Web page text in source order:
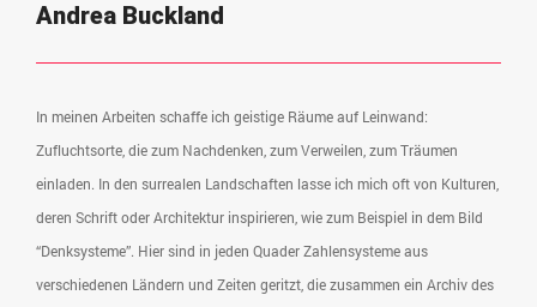
Andrea Buckland
In meinen Arbeiten schaffe ich geistige Räume auf Leinwand:
Zufluchtsorte, die zum Nachdenken, zum Verweilen, zum Träumen
einladen. In den surrealen Landschaften lasse ich mich oft von Kulturen,
deren Schrift oder Architektur inspirieren, wie zum Beispiel in dem Bild
“Denksysteme”. Hier sind in jeden Quader Zahlensysteme aus
verschiedenen Ländern und Zeiten geritzt, die zusammen ein Archiv des